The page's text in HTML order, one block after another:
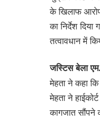
के खिलाफ
का निर्देश
तत्वावधान में
जस्टिस बेला
मेहता ने कहा
मेहता ने
कागजात सौंपने